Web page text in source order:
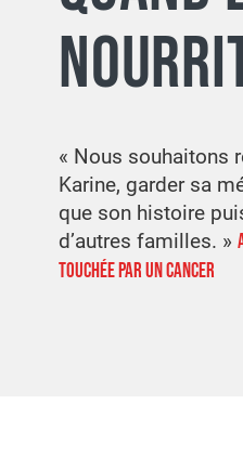
« Nous souhaitons
Karine, garder sa
que son histoire
d’autres familles. »
TOUCHÉE PAR UN CANCER